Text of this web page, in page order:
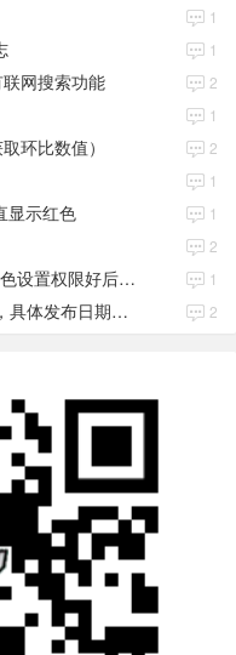
1
1
网搜索功能 2
1
环比数值） 2
1
显示红色 1
2
创建用户后，分配对应角色，通过对角色设置权限好后，登录当前用户后。查看不到当前已分配对应角色权限数据 1
急需bladex-ai的1.8.0的skills相关功能，具体发布日期是多少号 2